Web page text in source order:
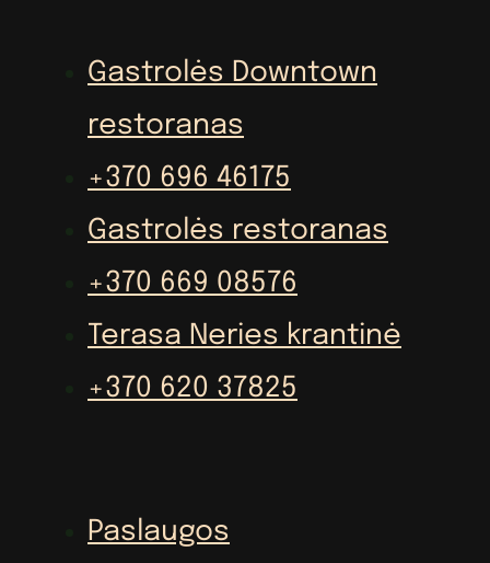
Gastrolės Downtown
restoranas
+370 696 46175
Gastrolės restoranas
+370 669 08576
Terasa Neries krantinė
+370 620 37825
Paslaugos